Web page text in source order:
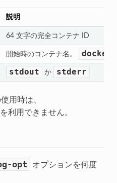
説明
64 文字の完全コンテナ ID
開始時のコンテナ名。 docker
stdout か stderr
用時は、
利用できません。
opt
オプションを何度